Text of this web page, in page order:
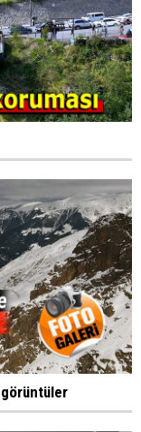
görüntüler